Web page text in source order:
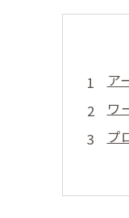
ア
ワ
プ
ア